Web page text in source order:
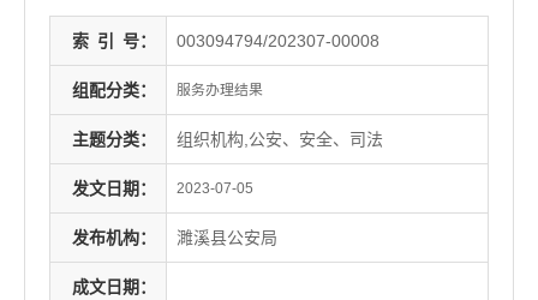
索 引 号： 003094794/202307-00008
组配分类： 服务办理结果
主题分类： 组织机构,公安、安全、司法
发文日期： 2023-07-05
发布机构： 濉溪县公安局
成文日期：